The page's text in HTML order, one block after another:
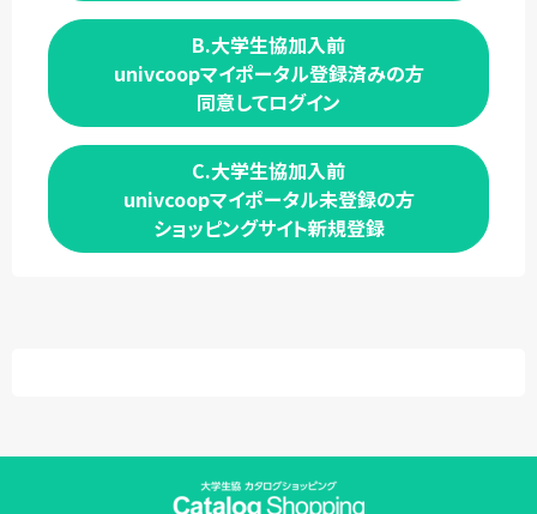
B.大学生協加入前
univcoopマイポータル登録済みの方
同意してログイン
C.大学生協加入前
univcoopマイポータル未登録の方
ショッピングサイト新規登録